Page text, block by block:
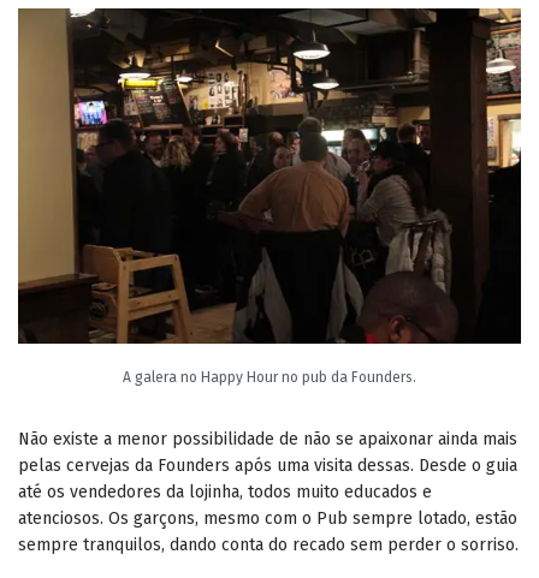
A galera no Happy Hour no pub da Founders.
Não existe a menor possibilidade de não se apaixonar ainda mais
pelas cervejas da Founders após uma visita dessas. Desde o guia
até os vendedores da lojinha, todos muito educados e
atenciosos. Os garçons, mesmo com o Pub sempre lotado, estão
sempre tranquilos, dando conta do recado sem perder o sorriso.